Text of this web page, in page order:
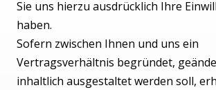
Sie uns hierzu ausdrücklich Ihre
haben.
Sofern zwischen Ihnen und uns ein
Vertragsverhältnis begründet,
inhaltlich ausgestaltet werden soll,